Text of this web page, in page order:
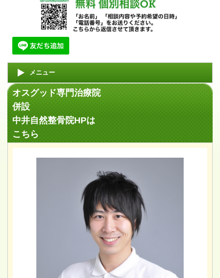
メニュー
オスグッド専門治療院
併設
中井自然整骨院HPは
こちら